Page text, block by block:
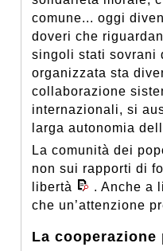
comune... oggi
doveri che
singoli stati sovrani
organizzata sta
collaborazione
internazionali, si
larga autonomia
La comunità dei
non sui rapporti di
libertà
. Anche a
che un’attenzione
La